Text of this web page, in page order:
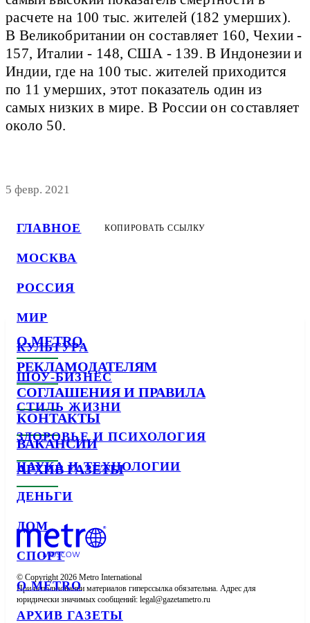
ГЛАВНОЕ
МОСКВА
РОССИЯ
МИР
КУЛЬТУРА
ШОУ-БИЗНЕС
СТИЛЬ ЖИЗНИ
ЗДОРОВЬЕ И ПСИХОЛОГИЯ
НАУКА И ТЕХНОЛОГИИ
ДЕНЬГИ
ДОМ
СПОРТ
О METRO
АРХИВ ГАЗЕТЫ
расчете на 100 тыс. жителей (182 умерших).
В Великобритании он составляет 160, Чехии -
157, Италии - 148, США - 139. В Индонезии и
Индии, где на 100 тыс. жителей приходится
по 11 умерших, этот показатель один из
самых низких в мире. В России он составляет
около 50.
5 февр. 2021
КОПИРОВАТЬ ССЫЛКУ
О METRO
РЕКЛАМОДАТЕЛЯМ
СОГЛАШЕНИЯ И ПРАВИЛА
КОНТАКТЫ
ВАКАНСИИ
АРХИВ ГАЗЕТЫ
© Copyright 2026 Metro International
При использовании материалов гиперссылка обязательна. Адрес для
юридически значимых сообщений: